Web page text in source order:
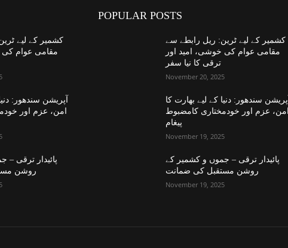
کشمیر کے لیے
مقامی عوام کی
آپریشن سندھور:
امن، عزم اور
پائیدار ترقی
روشن
POPULAR POSTS
کشمیر کے لیے ٹرین: ریل رابطے سے
مقامی عوام کی خوشی، امید اور
ترقی کا نیا سفر
November 20, 2025
آپریشن سندھور: دنیا کے لیے بھارت کا
امن، عزم اور خودمختاری کامضبوط
پیغام
November 19, 2025
پائیدار ترقی – جموں و کشمیر کے
روشن مستقبل کی ضمانت
November 19, 2025